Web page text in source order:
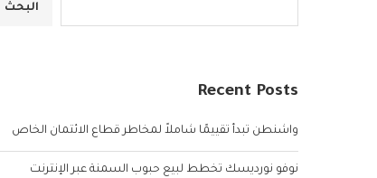
البحث
Recent Posts
واشنطن تبدأ تقييمًا شاملاً لمخاطر قطاع الائتمان الخاص
نوفو نورديسك تخطط لبيع حبوب السمنة عبر الإنترنت